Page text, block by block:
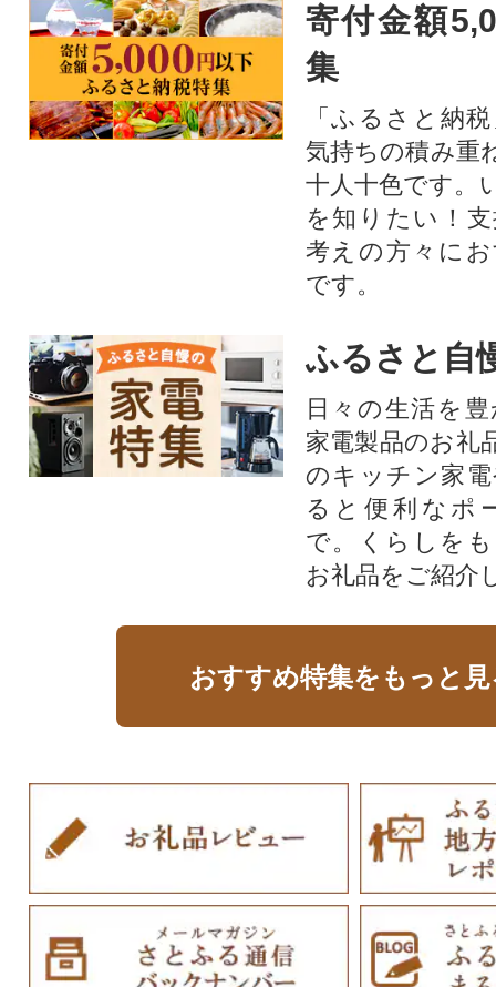
寄付金額
集
「ふるさと納
気持ちの積み重
十人十色です。
を知りたい！
考えの方々に
です。
ふるさと自
日々の生活を
家電製品のお礼
のキッチン家
ると便利なポ
で。くらしを
お礼品をご紹介
おすすめ特集をもっと